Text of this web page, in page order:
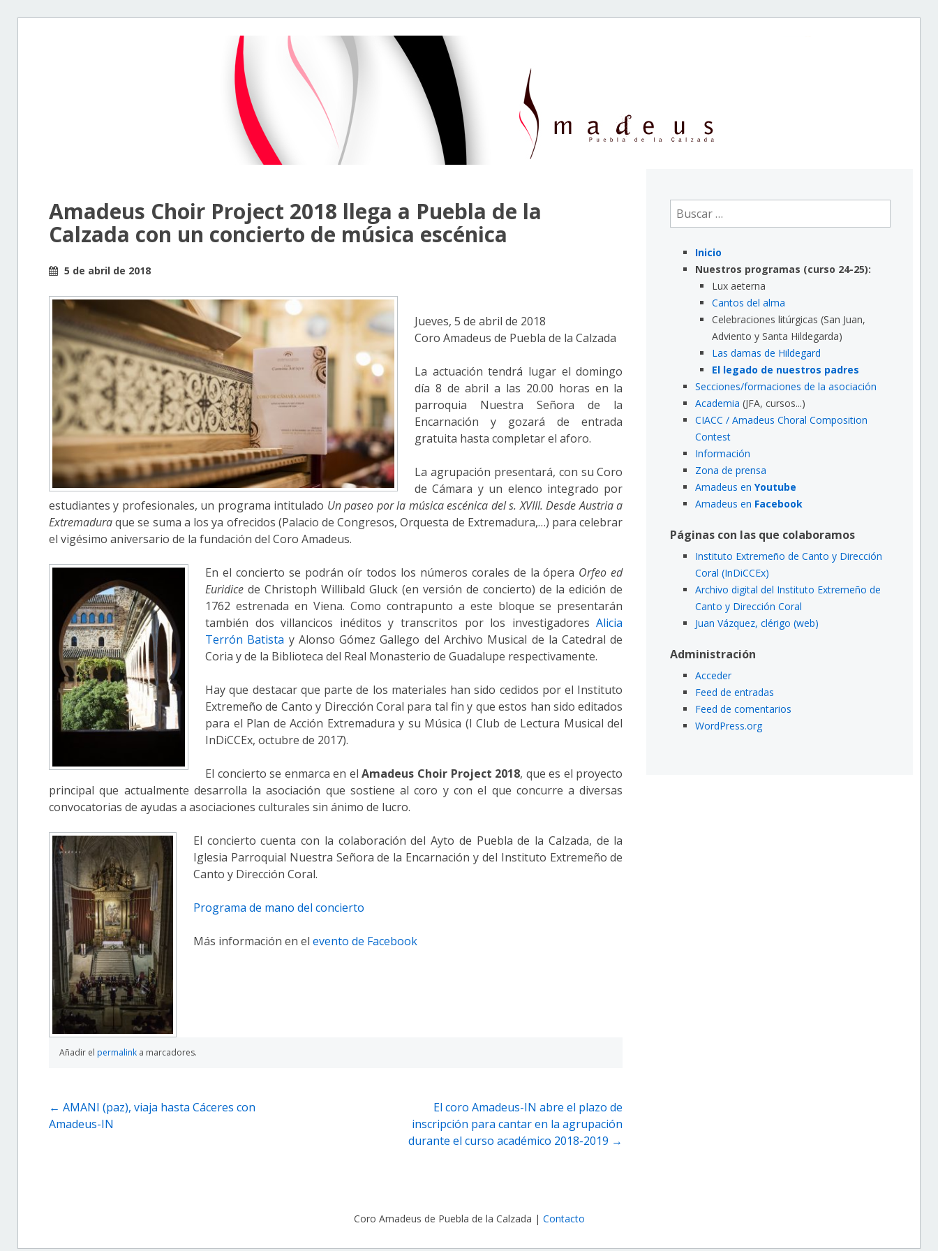
Amadeus Choir Project 2018 llega a Puebla de la
Calzada con un concierto de música escénica
5 de abril de 2018
Jueves, 5 de abril de 2018
Coro Amadeus de Puebla de la Calzada
La actuación tendrá lugar el domingo
día 8 de abril a las 20.00 horas en la
parroquia Nuestra Señora de la
Encarnación y gozará de entrada
gratuita hasta completar el aforo.
La agrupación presentará, con su Coro
de Cámara y un elenco integrado por
estudiantes y profesionales, un programa intitulado Un paseo por la música escénica del s. XVIII. Desde Austria a
Extremaduraque se suma a los ya ofrecidos (Palacio de Congresos, Orquesta de Extremadura,…) para celebrar
el vigésimo aniversario de la fundación del Coro Amadeus.
En el concierto se podrán oír todos los números corales de la ópera Orfeo ed
Euridice de Christoph Willibald Gluck (en versión de concierto) de la edición de
1762 estrenada en Viena. Como contrapunto a este bloque se presentarán
también dos villancicos inéditos y transcritos por los investigadoresAlicia
Terrón Batista y Alonso Gómez Gallego del Archivo Musical de la Catedral de
Coria y de la Biblioteca del Real Monasterio de Guadalupe respectivamente.
Hay que destacar que parte de los materiales han sido cedidos por el Instituto
Extremeño de Canto y Dirección Coral para tal fin y que estos han sido editados
para el Plan de Acción Extremadura y su Música (I Club de Lectura Musical del
InDiCCEx, octubre de 2017).
El concierto se enmarca en elAmadeus Choir Project 2018, que es el proyecto
principal que actualmente desarrolla la asociación que sostiene al coro y con el que concurre a diversas
convocatorias de ayudas a asociaciones culturales sin ánimo de lucro.
El concierto cuenta con la colaboración del Ayto de Puebla de la Calzada, de la
Iglesia Parroquial Nuestra Señora de la Encarnación y del Instituto Extremeño de
Canto y Dirección Coral.
Programa de mano del concierto
Más información en el evento de Facebook
Añadir el permalink a marcadores.
Navegación
de
← AMANI (paz), viaja hasta Cáceres con
Amadeus-IN
El coro Amadeus-IN abre el plazo de
inscripción para cantar en la agrupación
durante el curso académico 2018-2019 →
Buscar:
Inicio
Nuestros programas (curso 24-25):
Lux aeterna
Cantos del alma
Celebraciones litúrgicas (San Juan,
Adviento y Santa Hildegarda)
Las damas de Hildegard
El legado de nuestros padres
Secciones/formaciones de la asociación
Academia (JFA, cursos...)
CIACC / Amadeus Choral Composition
Contest
Información
Zona de prensa
Amadeus enYoutube
Amadeus en Facebook
Páginas con las que colaboramos
Instituto Extremeño de Canto y Dirección
Coral (InDiCCEx)
Archivo digital del Instituto Extremeño de
Canto y Dirección Coral
Juan Vázquez, clérigo (web)
Administración
Acceder
Feed de entradas
Feed de comentarios
WordPress.org
Coro Amadeus de Puebla de la Calzada | Contacto